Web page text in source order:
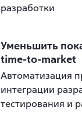
Уменьшить
time-to-market
Автоматизация
интеграции
тестирования и
разработки